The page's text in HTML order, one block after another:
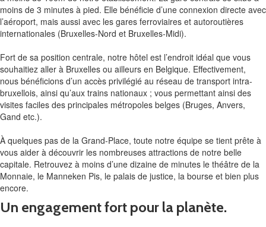
moins de 3 minutes à pied. Elle bénéficie d’une connexion directe avec
l’aéroport, mais aussi avec les gares ferroviaires et autoroutières
internationales (Bruxelles-Nord et Bruxelles-Midi).
Fort de sa position centrale, notre hôtel est l’endroit idéal que vous
souhaitiez aller à Bruxelles ou ailleurs en Belgique. Effectivement,
nous bénéficions d’un accès privilégié au réseau de transport intra-
bruxellois, ainsi qu’aux trains nationaux ; vous permettant ainsi des
visites faciles des principales métropoles belges (Bruges, Anvers,
Gand etc.).
À quelques pas de la Grand-Place, toute notre équipe se tient prête à
vous aider à découvrir les nombreuses attractions de notre belle
capitale. Retrouvez à moins d’une dizaine de minutes le théâtre de la
Monnaie, le Manneken Pis, le palais de justice, la bourse et bien plus
encore.
Un engagement fort pour la planète.